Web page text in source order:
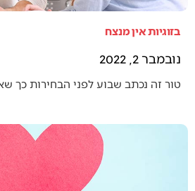
בזוגיות אין מנצח
נובמבר 2, 2022
טור זה נכתב שבוע לפני הבחירות כך